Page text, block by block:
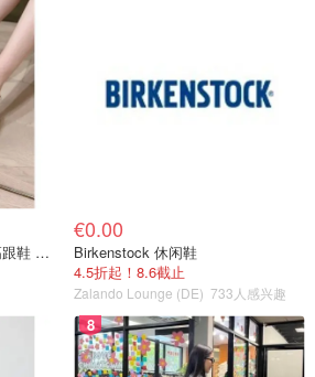
Jimmy Choo Romy 闪粉高跟鞋 米金色
€0.00
Birkenstock 休闲鞋
4.5折起！8.6截止
Zalando Lounge (DE) 733人感兴趣
8